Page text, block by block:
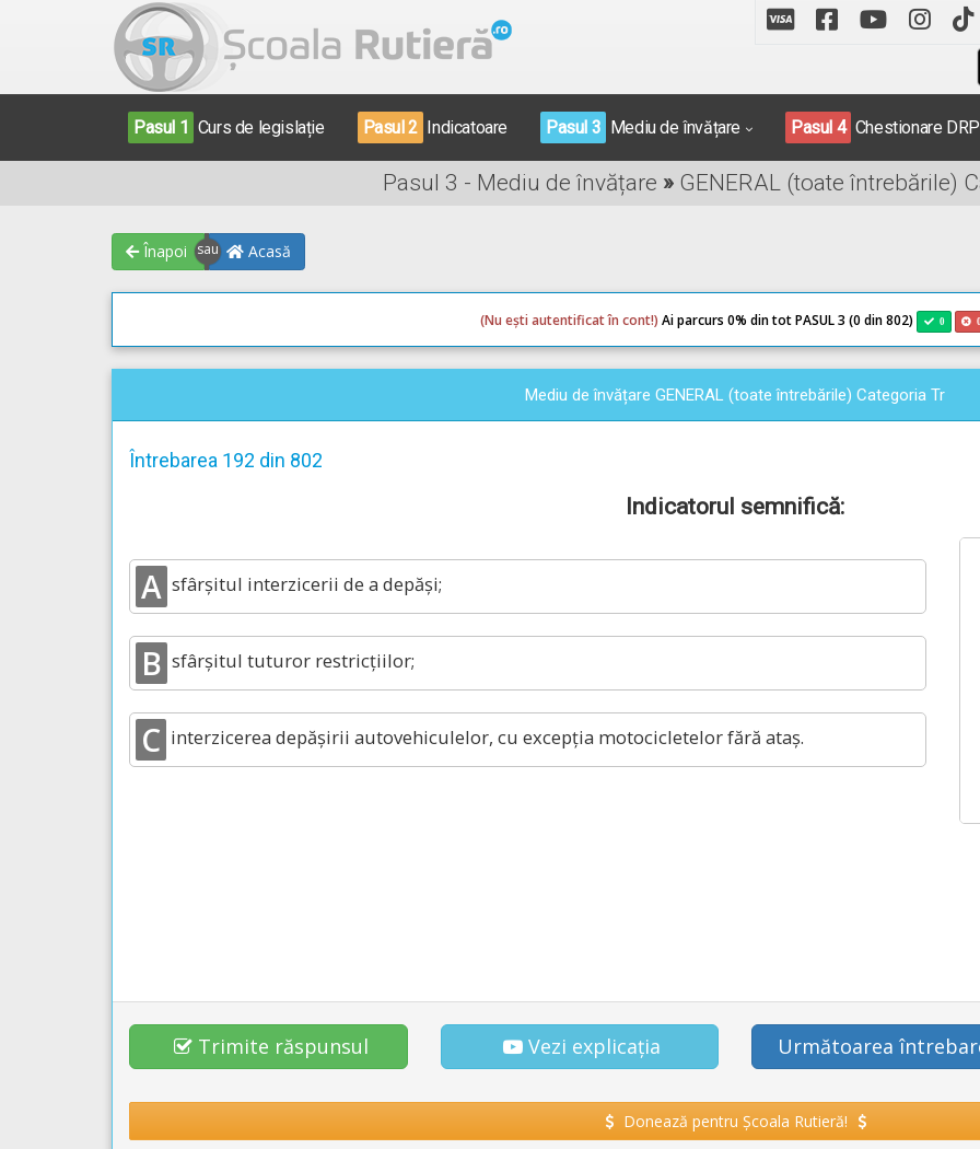
Pasul 1 Curs de legislație Pasul 2 Indicatoare Pasul 3 Mediu de învățare Pasul 4 Chestionare
Pasul 3 - Mediu de învățare » GENERAL (toate întrebările)
Înapoi Acasă
(Nu ești autentificat în cont!) Ai parcurs 0% din tot PASUL 3 (0 din 802) 0 0
Mediu de învățare GENERAL (toate întrebările) Categoria Tr
Întrebarea 192 din 802
Indicatorul semnifică:
A sfârșitul interzicerii de a depăși;
B sfârșitul tuturor restricțiilor;
C interzicerea depășirii autovehiculelor, cu excepția motocicletelor fără ataș.
Trimite răspunsul Vezi explicația Următoarea
Donează pentru Școala Rutieră!